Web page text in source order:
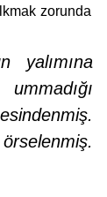
zorunda
yalımına